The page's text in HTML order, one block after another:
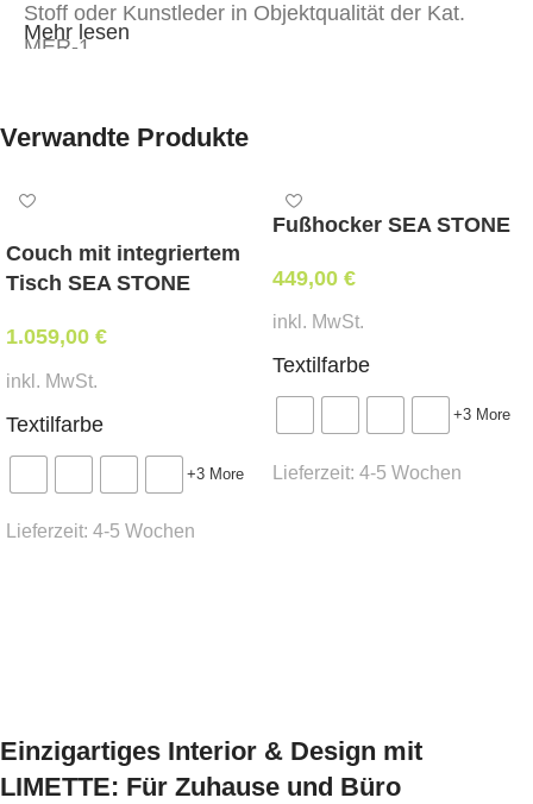
Stoff oder Kunstleder in Objektqualität der Kat.
MER-1
Weißpolsterung*
Abmessungen:
Breite 60 cm, Tiefe 57 cm, Sitzhöhe 48 cm,
Gesamthöhe 86 cm
Mindestbestellmenge:
10 Stk.
Stoffbedarf:
(für Weißpolsterung / beigestellten
Bezug)
2 lfm
Mehr lesen
Verwandte Produkte
Couch mit integriertem
Tisch SEA STONE
1.059,00 €
inkl. MwSt.
Textilfarbe
+3 More
Lieferzeit: 4-5 Wochen
Fußhocker SEA STONE
449,00 €
inkl. MwSt.
Textilfarbe
+3 More
Lieferzeit: 4-5 Wochen
Einzigartiges Interior & Design mit
LIMETTE: Für Zuhause und Büro